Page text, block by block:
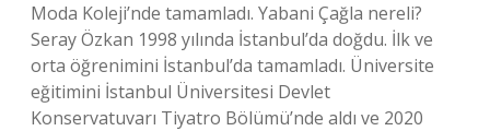
Moda Koleji’nde tamamladı. Yabani Çağla nereli?
Seray Özkan 1998 yılında İstanbul’da doğdu. İlk ve
orta öğrenimini İstanbul’da tamamladı. Üniversite
eğitimini İstanbul Üniversitesi Devlet
Konservatuvarı Tiyatro Bölümü’nde aldı ve 2020